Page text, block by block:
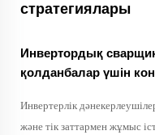
стратегиялары
Инвертордық
қолданбалар үшін
Инвертерлік
және тік заттармен жұмыс